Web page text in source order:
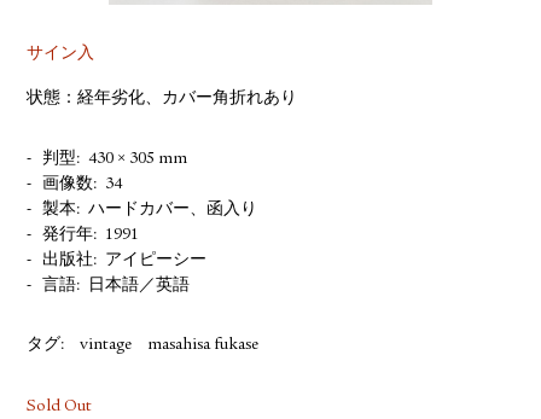
Sold Out
サイン入
状態：経年劣化、カバー角折れあり
判型
430 × 305 mm
画像数
34
製本
ハードカバー、函入り
発行年
1991
出版社
アイピーシー
言語
日本語／英語
タグ: vintage masahisa fukase